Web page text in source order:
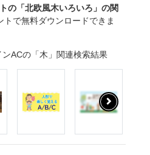
の「北欧風木いろいろ」の関
トで無料ダウンロードできま
ンACの「木」関連検索結果